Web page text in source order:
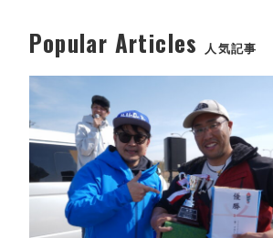
Popular Articles 人気記事